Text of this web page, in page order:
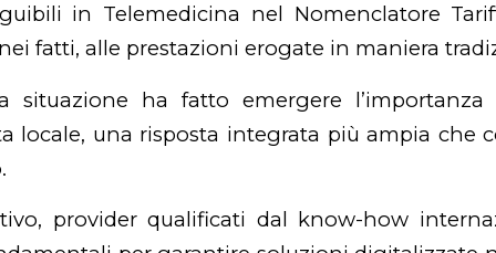
in Telemedicina nel Nomenclatore
fatti, alle prestazioni erogate in maniera
situazione ha fatto emergere
locale, una risposta integrata più ampia che
provider qualificati dal know-how